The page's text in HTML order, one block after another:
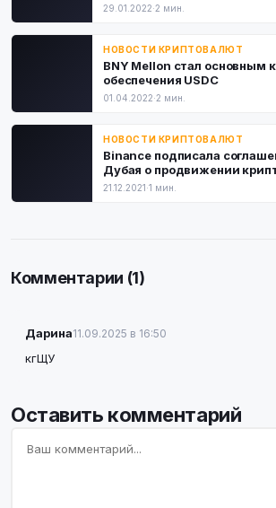
29.01.2022·2 мин.
НОВОСТИ КРИПТОВАЛЮТ
BNY Mellon стал основным
обеспечения USDC
01.04.2022·2 мин.
НОВОСТИ КРИПТОВАЛЮТ
Binance подписала
Дубая о продвижении
21.12.2021·1 мин.
Комментарии (1)
Дарина11.09.2025 в 16:50
кгЩУ
Оставить комментарий